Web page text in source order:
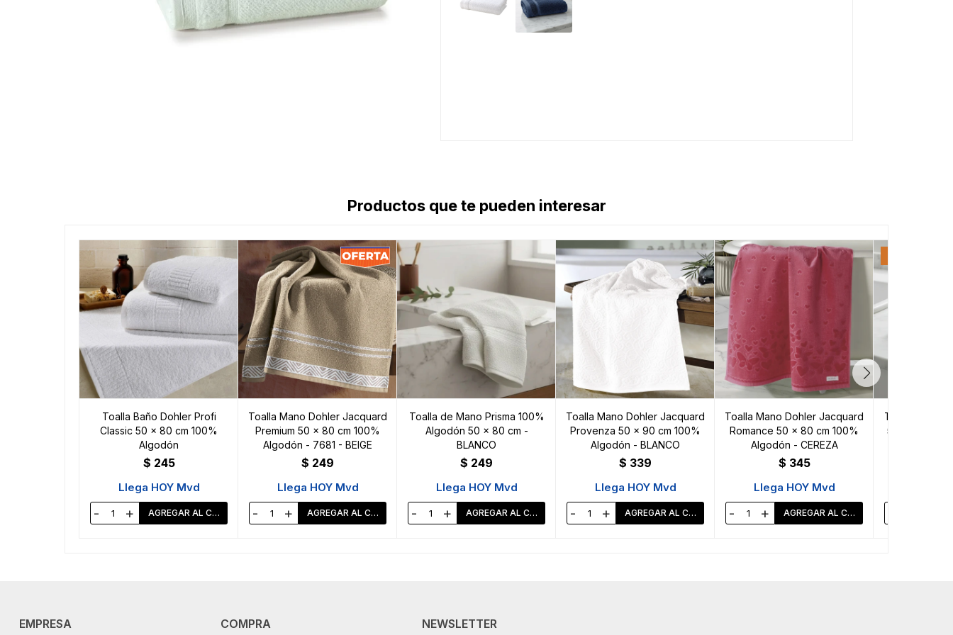
Productos que te pueden interesar
Toalla Baño Dohler Profi
Classic 50 x 80 cm 100%
Algodón
$ 245
Llega HOY Mvd
- +
Toalla Mano Dohler Jacquard
Premium 50 x 80 cm 100%
Algodón - 7681 - BEIGE
$ 249
Llega HOY Mvd
- +
Toalla de Mano Prisma 100%
Algodón 50 x 80 cm -
BLANCO
$ 249
Llega HOY Mvd
- +
Toalla Mano Dohler Jacquard
Provenza 50 x 90 cm 100%
Algodón - BLANCO
$ 339
Llega HOY Mvd
- +
Toalla Mano Dohler Jacquard
Romance 50 x 80 cm 100%
Algodón - CEREZA
$ 345
Llega HOY Mvd
- +
Toalla Mano
50 x 90 cm
EMPRESA COMPRA NEWSLETTER